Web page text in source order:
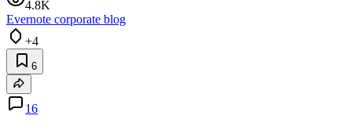
4.8K
Evernote corporate blog
+4
6
16